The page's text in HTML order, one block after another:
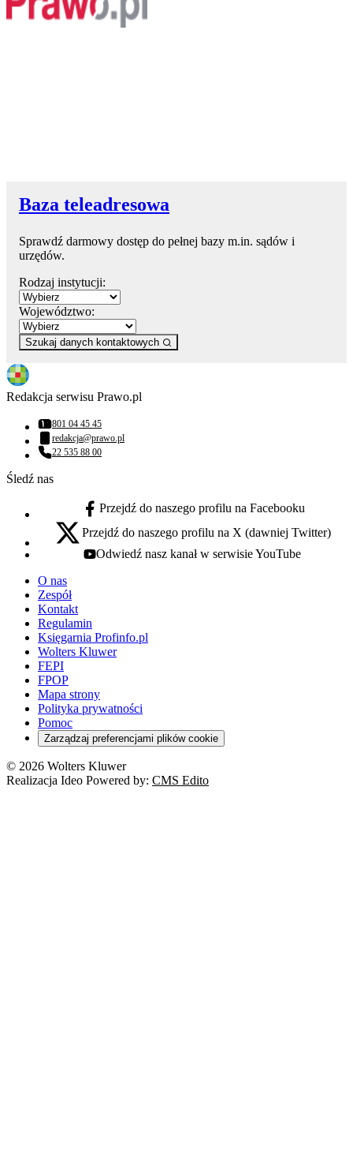
Baza teleadresowa
Sprawdź darmowy dostęp do pełnej bazy m.in. sądów i
urzędów.
Rodzaj instytucji:
Województwo:
Szukaj danych kontaktowych
Redakcja serwisu Prawo.pl
Numer telefonu:
801 04 45 45
Adres email:
redakcja@prawo.pl
Numer telefonu:
22 535 88 00
Śledź nas
facebook - otwiera się w nowej karcie
Przejdź do naszego profilu na Facebooku
x - otwiera się w nowej karcie
Przejdź do naszego profilu na X (dawniej Twitter)
youtube - otwiera się w nowej karcie
Odwiedź nasz kanał w serwisie YouTube
O nas
Zespół
Kontakt
Regulamin
Księgarnia Profinfo.pl
Wolters Kluwer
FEPI
FPOP
Mapa strony
Polityka prywatności
Pomoc
Zarządzaj preferencjami plików cookie
© 2026 Wolters Kluwer
Realizacja Ideo Powered by: CMS Edito